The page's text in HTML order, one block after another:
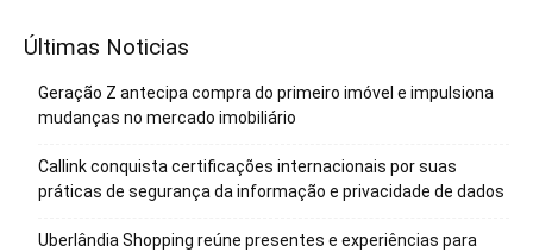
Últimas Noticias
Geração Z antecipa compra do primeiro imóvel e impulsiona
mudanças no mercado imobiliário
Callink conquista certificações internacionais por suas
práticas de segurança da informação e privacidade de dados
Uberlândia Shopping reúne presentes e experiências para